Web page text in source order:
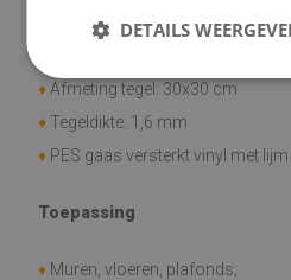
Materiaal
♦ Afmeting tegel: 30x30 cm
♦ Tegeldikte: 1,6 mm
♦ PES gaas versterkt vinyl met lijm
Toepassing
♦ Muren, vloeren, plafonds;
DETAILS